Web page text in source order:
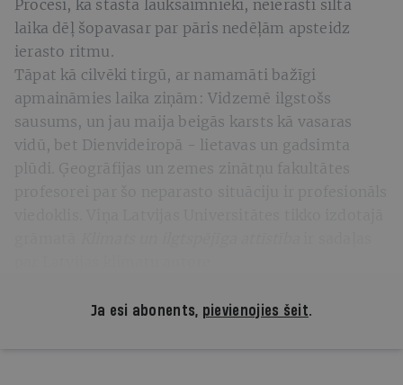
Procesi, kā stāsta lauksaimnieki, neierasti siltā
laika dēļ šopavasar par pāris nedēļām apsteidz
ierasto ritmu.
Tāpat kā cilvēki tirgū, ar namamāti bažīgi
apmaināmies laika ziņām: Vidzemē ilgstošs
sausums, un jau maija beigās karsts kā vasaras
vidū, bet Dienvideiropā - lietavas un gadsimta
plūdi. Ģeogrāfijas un zemes zinātņu fakultātes
Ja esi abonents, pievienojies šeit.